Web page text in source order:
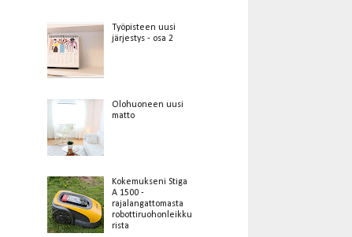
Työpisteen uusi
järjestys - osa 2
Olohuoneen uusi
matto
Kokemukseni Stiga
A 1500 -
rajalangattomasta
robottiruohonleikku
rista